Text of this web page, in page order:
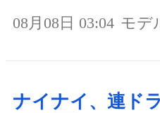
08月08日 03:04 モデ
ナイナイ、連ド